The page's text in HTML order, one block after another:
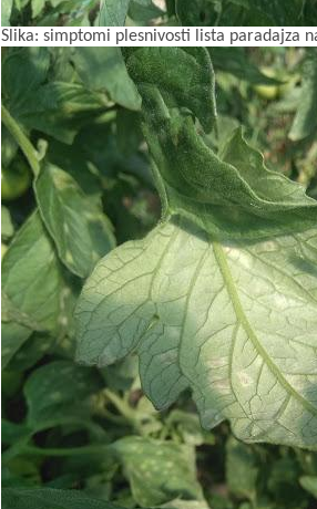
Slika: simptomi plesnivosti lista paradajza